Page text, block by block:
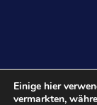
Einige hier
vermarkten,